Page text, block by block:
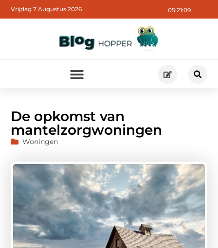
05:21:11
Vrijdag 7 Augustus 2026
De opkomst van
mantelzorgwoningen
Woningen